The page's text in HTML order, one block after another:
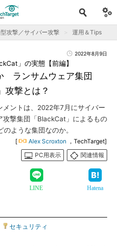
攻撃／サイバー攻撃 運用＆Tips
2022年8月9日
ランサムウェア集団
攻撃とは？
」の実態【前編】
ントは、2022年7月にサイバー
撃集団「BlackCat」によるもの
ような集団なのか。
[ Alex Scroxton ，TechTarget]
PC用表示
関連情報
LINE Hatena
セキュリティ